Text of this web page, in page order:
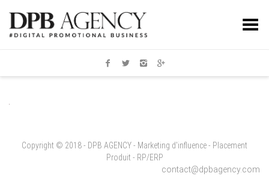
Toggle Menu
Copyright © 2018 - DPB AGENCY - Marketing d'influence - Placement
Produit - RP/ERP
contact@dpbagency.com